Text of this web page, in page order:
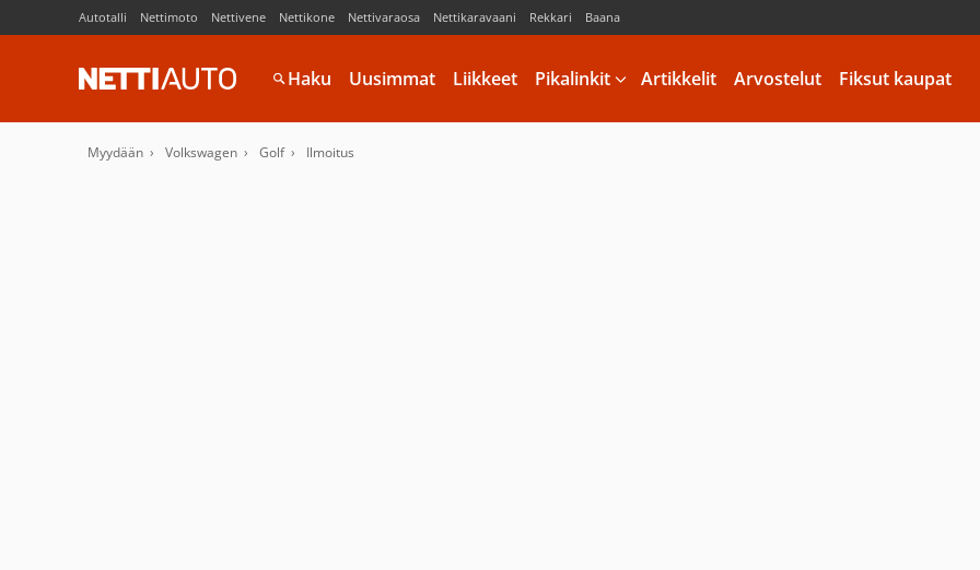
Autotalli Nettimoto Nettivene Nettikone Nettivaraosa Nettikaravaani Rekkari Baana
Haku Uusimmat Liikkeet Pikalinkit Artikkelit Arvostelut Fiksut kaupat
Myydään Volkswagen Golf Ilmoitus